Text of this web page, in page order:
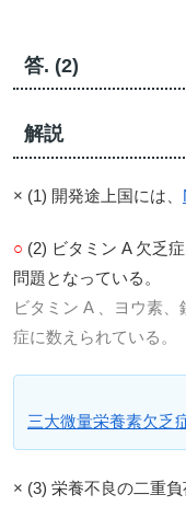
答. (2)
解説
× (1) 開発途上国には、
○ (2) ビタミン A 欠乏
問題となっている。
ビタミン A 、ヨウ素
症に数えられている。
三大微量栄養素欠乏
× (3) 栄養不良の二重